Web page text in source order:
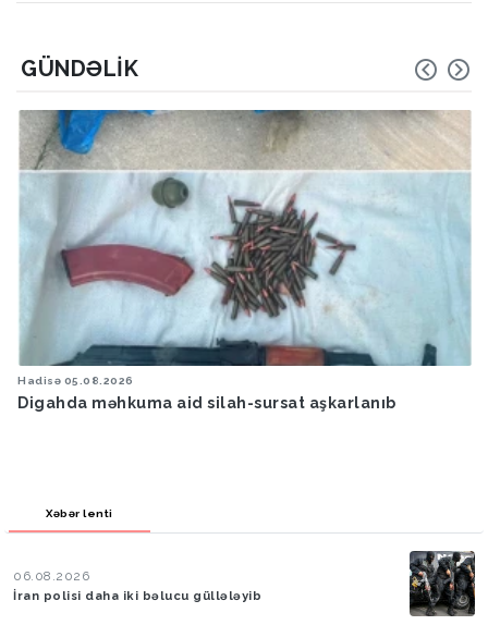
GÜNDƏLIK
Hadisə 05.08.2026
Digahda məhkuma aid silah-sursat aşkarlanıb
Xəbər lenti
06.08.2026
İran polisi daha iki bəlucu güllələyib